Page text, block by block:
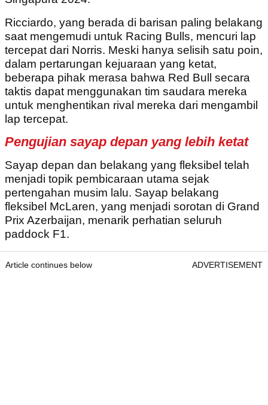
Ricciardo, yang berada di barisan paling belakang
saat mengemudi untuk Racing Bulls, mencuri lap
tercepat dari Norris. Meski hanya selisih satu poin,
dalam pertarungan kejuaraan yang ketat,
beberapa pihak merasa bahwa Red Bull secara
taktis dapat menggunakan tim saudara mereka
untuk menghentikan rival mereka dari mengambil
lap tercepat.
Pengujian sayap depan yang lebih ketat
Sayap depan dan belakang yang fleksibel telah
menjadi topik pembicaraan utama sejak
pertengahan musim lalu. Sayap belakang
fleksibel McLaren, yang menjadi sorotan di Grand
Prix Azerbaijan, menarik perhatian seluruh
paddock F1.
Article continues below ADVERTISEMENT